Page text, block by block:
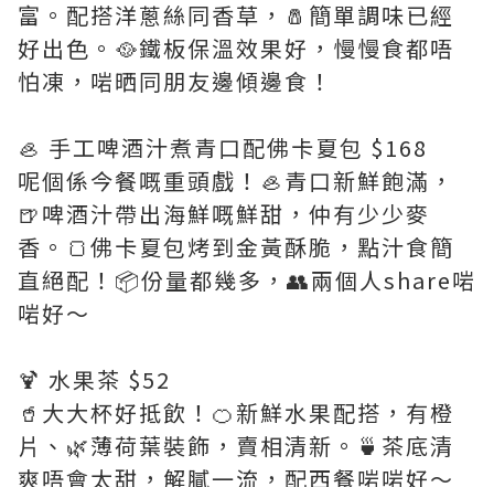
富。配搭洋蔥絲同香草，🧂簡單調味已經
好出色。🥘鐵板保溫效果好，慢慢食都唔
怕凍，啱晒同朋友邊傾邊食！
🦪 手工啤酒汁煮青口配佛卡夏包 $168
呢個係今餐嘅重頭戲！🦪青口新鮮飽滿，
🍺啤酒汁帶出海鮮嘅鮮甜，仲有少少麥
香。🍞佛卡夏包烤到金黃酥脆，點汁食簡
直絕配！📦份量都幾多，👥兩個人share啱
啱好～
🍹 水果茶 $52
🥤大大杯好抵飲！🍊新鮮水果配搭，有橙
片、🌿薄荷葉裝飾，賣相清新。🍵茶底清
爽唔會太甜，解膩一流，配西餐啱啱好～